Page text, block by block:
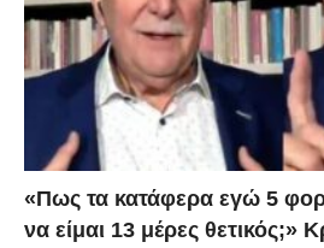
«Πως τα κατάφερα εγώ 5
να είμαι 13 μέρες θετικός;»